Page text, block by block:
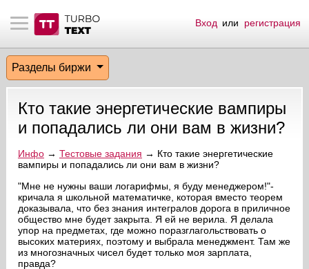
материалы
биржи
эфир
на сайте
пользователей
сообщения
по форуму
Вход или регистрация
Разделы биржи
Кто такие энергетические вампиры
и попадались ли они вам в жизни?
Инфо→ Тестовые задания → Кто такие энергетические
вампиры и попадались ли они вам в жизни?
"Мне не нужны ваши логарифмы, я буду менеджером!"-
кричала я школьной математичке, которая вместо теорем
доказывала, что без знания интегралов дорога в приличное
общество мне будет закрыта. Я ей не верила. Я делала
упор на предметах, где можно поразглагольствовать о
высоких материях, поэтому и выбрала менеджмент. Там же
из многозначных чисел будет только моя зарплата,
правда?